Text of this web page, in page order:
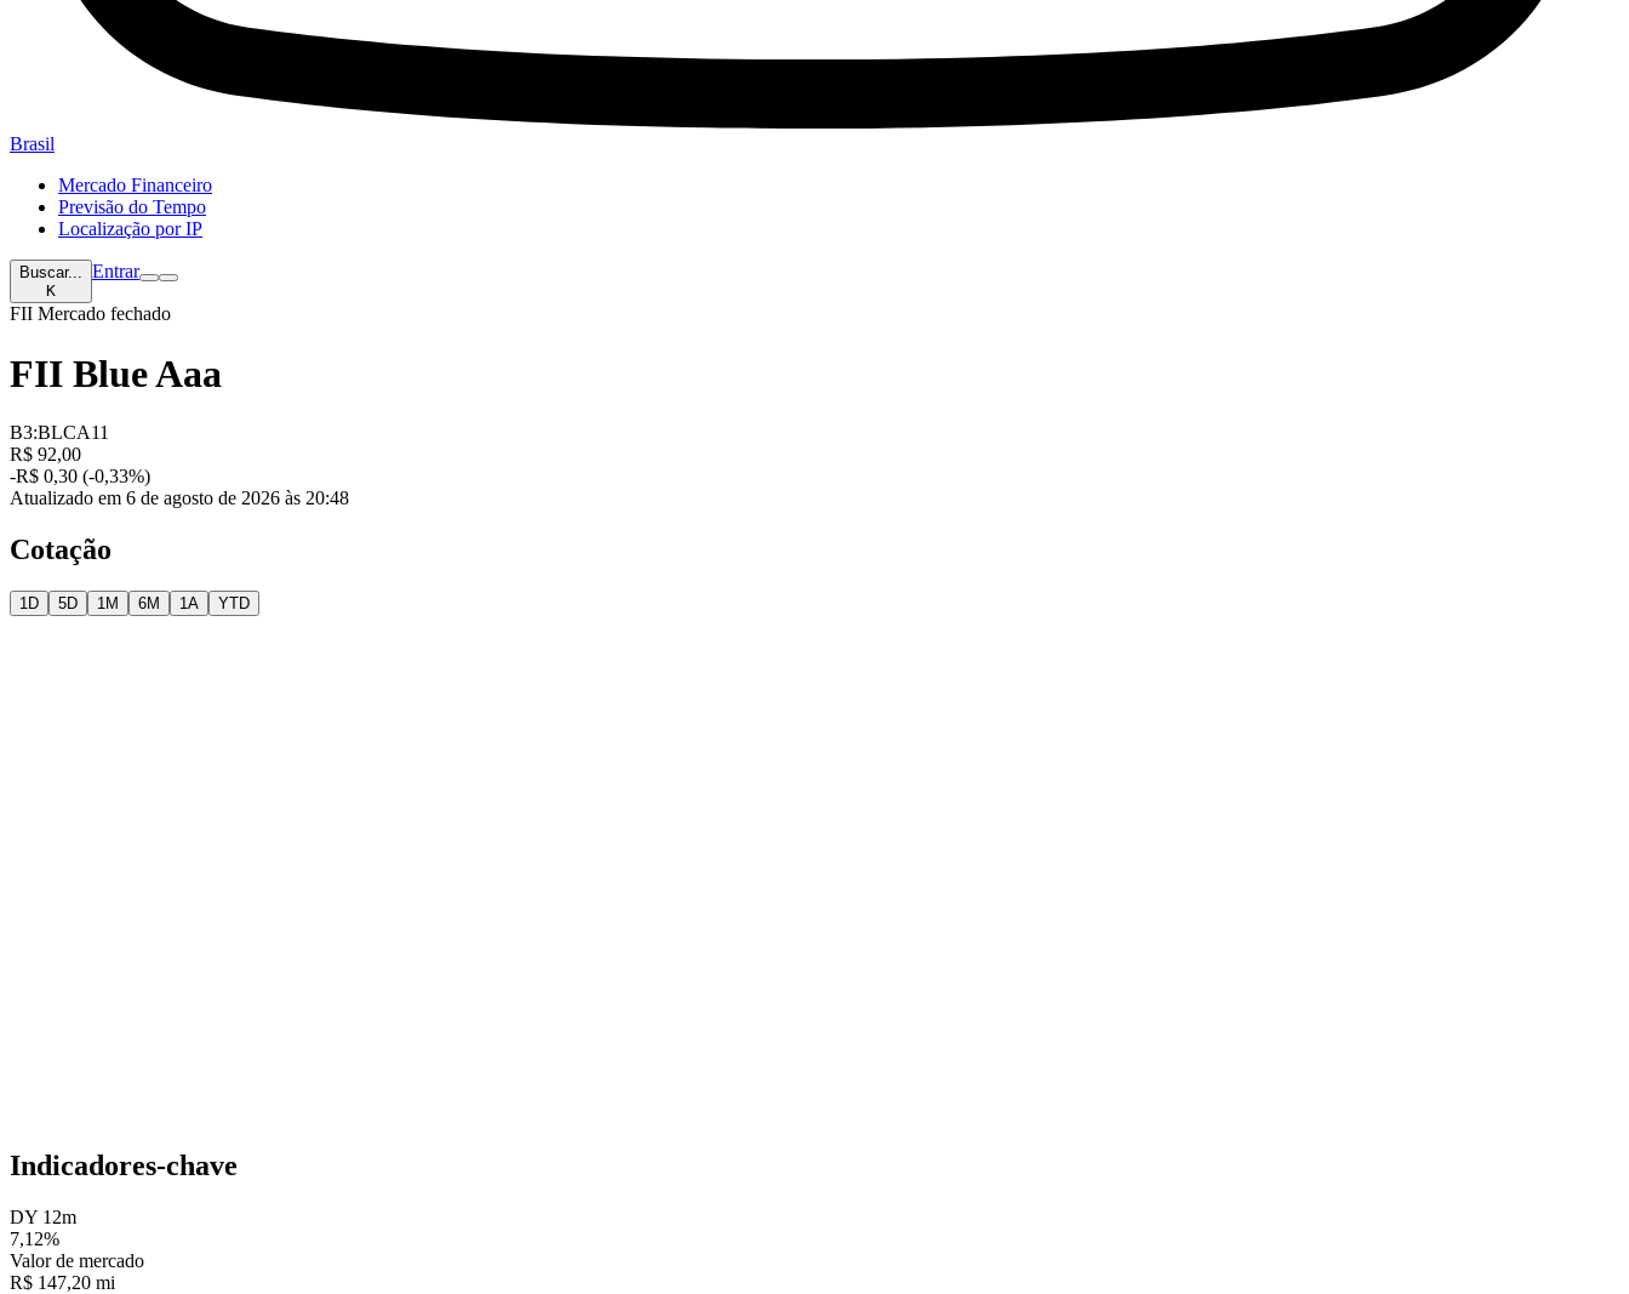
Brasil
Mercado Financeiro
Previsão do Tempo
Localização por IP
Buscar...
K
Entrar
FII Mercado fechado
FII Blue Aaa
B3:BLCA11
R$ 92,00
-R$ 0,30 (-0,33%)
Atualizado em 6 de agosto de 2026 às 20:48
Cotação
1D 5D 1M 6M 1A YTD
Indicadores-chave
DY 12m
7,12%
Valor de mercado
R$ 147,20 mi